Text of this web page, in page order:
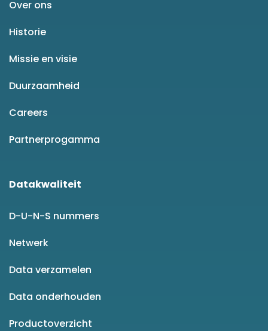
Over ons
Historie
Missie en visie
Duurzaamheid
Careers
Partnerprogamma
Datakwaliteit
D-U-N-S nummers
Netwerk
Data verzamelen
Data onderhouden
Productoverzicht